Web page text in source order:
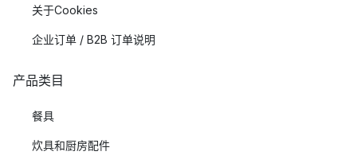
关于Cookies
企业订单 / B2B 订单说明
产品类目
餐具
炊具和厨房配件